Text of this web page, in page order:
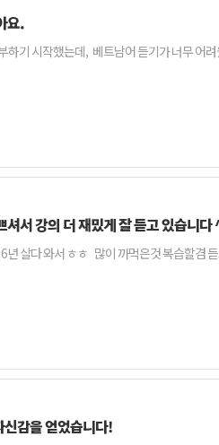
요.
셔서 강의 더 재밌게 잘 듣고 있습니
감을 얻었습니다!